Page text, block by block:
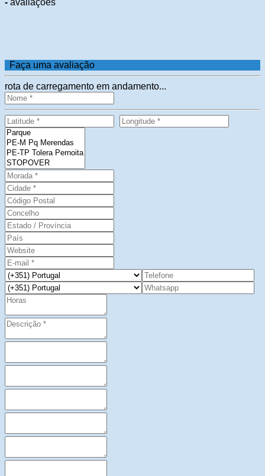
- avaliações
Faça uma avaliação
rota de carregamento em andamento...